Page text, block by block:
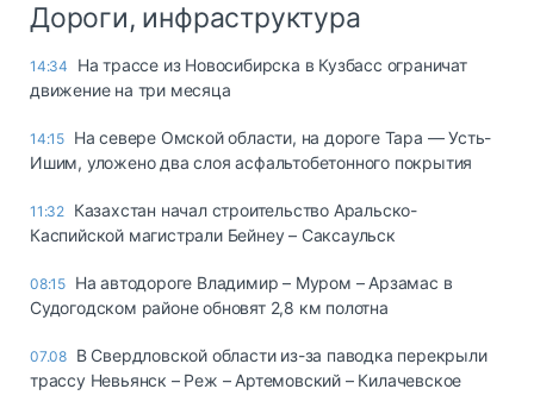
Дороги, инфраструктура
14:34
На трассе из Новосибирска в Кузбасс ограничат
движение на три месяца
14:15 На севере Омской области, на дороге Тара — Усть-
Ишим, уложено два слоя асфальтобетонного покрытия
11:32 Казахстан начал строительство Аральско-
Каспийской магистрали Бейнеу – Саксаульск
08:15 На автодороге Владимир – Муром – Арзамас в
Судогодском районе обновят 2,8 км полотна
07.08 В Свердловской области из-за паводка перекрыли
трассу Невьянск – Реж – Артемовский – Килачевское